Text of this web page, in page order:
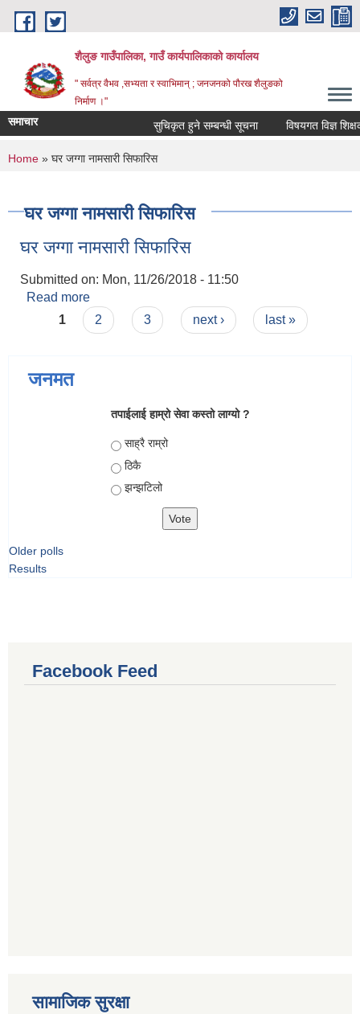
Skip to main content
शैलुङ गाउँपालिका, गाउँ कार्यपालिकाको कार्यालय
" सर्वत्र वैभव ,सभ्यता र स्वाभिमान् ; जनजनको पौरख शैलुङको
निर्माण ।"
समाचार सुचिकृत हुने सम्बन्धी सूचना विषयगत विज्ञ
You are here
Home » घर जग्गा नामसारी सिफारिस
घर जग्गा नामसारी सिफारिस
घर जग्गा नामसारी सिफारिस
Submitted on: Mon, 11/26/2018 - 11:50
Read more
Pages
1 2 3 next › last »
जनमत
तपाईलाई हाम्रो सेवा कस्तो लाग्यो ?
Choices
साह्रै राम्रो
ठिकै
झन्झटिलो
Older polls
Results
Facebook Feed
सामाजिक सुरक्षा